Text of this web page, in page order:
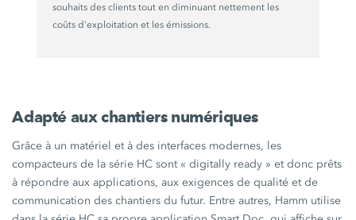
souhaits des clients tout en diminuant nettement les
coûts d'exploitation et les émissions.
Adapté aux chantiers numériques
Grâce à un matériel et à des interfaces modernes, les
compacteurs de lasérie HC sont « digitally ready » et donc prêts
à répondre aux applications, aux exigences de qualité et de
communication des chantiers du futur. Entre autres, Hamm utilise